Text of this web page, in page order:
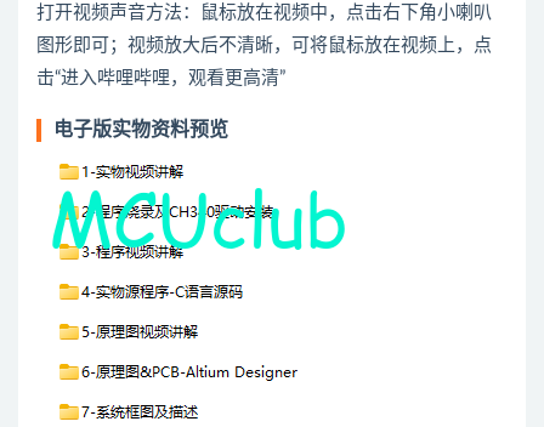
打开视频声音方法：鼠标放在视频中，点击右下角小喇叭
图形即可；视频放大后不清晰，可将鼠标放在视频上，点
击“进入哔哩哔哩，观看更高清”
电子版实物资料预览